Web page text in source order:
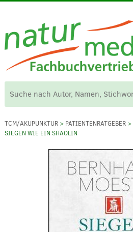
TCM/AKUPUNKTUR> PATIENTENRATGEBER>
SIEGEN WIE EIN SHAOLIN